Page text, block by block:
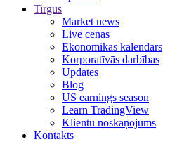
Tirgus
Market news
Live cenas
Ekonomikas kalendārs
Korporatīvās darbības
Updates
Blog
US earnings season
Learn TradingView
Klientu noskaņojums
Kontakts